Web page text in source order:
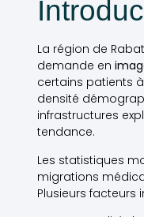
La région de
demande en
certains patients
densité
infrastructures
tendance.
Les statistiques
migrations
Plusieurs facteurs